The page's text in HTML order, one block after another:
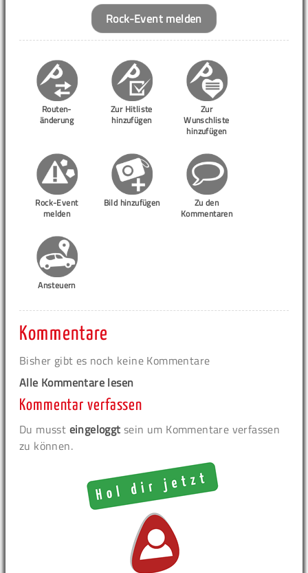
Rock-Event melden
Routen-
änderung
Zur Hitliste
hinzufügen
Zur
Wunschliste
hinzufügen
Rock-Event
melden
Bild hinzufügen
Zu den
Kommentaren
Ansteuern
Kommentare
Bisher gibt es noch keine Kommentare
Alle Kommentare lesen
Kommentar verfassen
Du musst eingeloggt sein um Kommentare verfassen
zu können.